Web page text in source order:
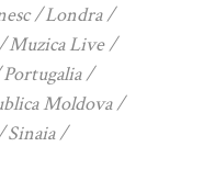
Londra
Muzica Live
Portugalia
Moldova
Sinaia